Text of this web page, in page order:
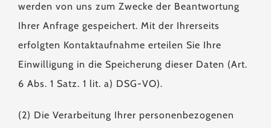
werden von uns zum Zwecke der Beantwortung
Ihrer Anfrage gespeichert. Mit der Ihrerseits
erfolgten Kontaktaufnahme erteilen Sie Ihre
Einwilligung in die Speicherung dieser Daten (Art.
6 Abs. 1 Satz. 1 lit. a) DSG-VO).
(2) Die Verarbeitung Ihrer personenbezogenen